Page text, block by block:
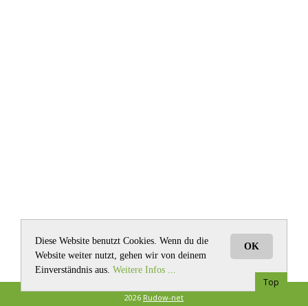
Top
2026 Rudow-net
OK
Diese Website benutzt Cookies. Wenn du die
Website weiter nutzt, gehen wir von deinem
Einverständnis aus. Weitere Infos ...